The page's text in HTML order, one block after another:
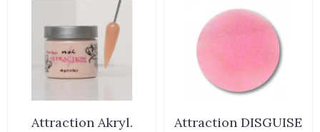
Attraction Akryl.
Attraction DISGUISE